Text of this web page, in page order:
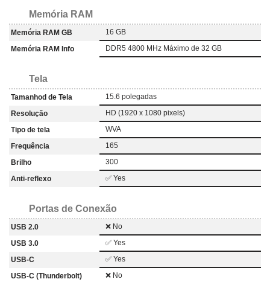
Memória RAM
Memória RAM GB
16 GB
Memória RAM Info
DDR5 4800 MHz Máximo de 32 GB
Tela
Tamanhod de Tela
15.6 polegadas
Resolução
HD (1920 x 1080 pixels)
Tipo de tela
WVA
Frequência
165
Brilho
300
Anti-reflexo
✅ Yes
Portas de Conexão
USB 2.0
❌ No
USB 3.0
✅ Yes
USB-C
✅ Yes
USB-C (Thunderbolt)
❌ No